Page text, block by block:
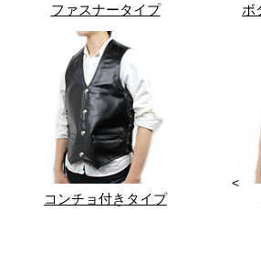
ファスナータイプ ボ
コンチョ付きタイプ
<